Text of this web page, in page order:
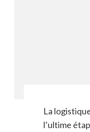
La
l’ultime